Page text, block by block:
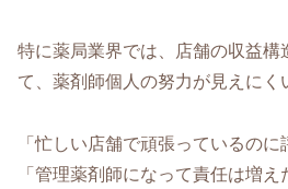
特に薬局業界では、店舗の収益構
て、薬剤師個人の努力が見えにく
「忙しい店舗で頑張っているのに
「管理薬剤師になって責任は増え